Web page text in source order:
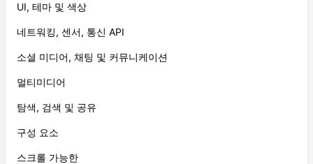
UI, 테마 및 색상
네트워킹, 센서, 통신 API
소셜 미디어, 채팅 및 커뮤니케이션
멀티미디어
탐색, 검색 및 공유
구성 요소
스크롤 가능한